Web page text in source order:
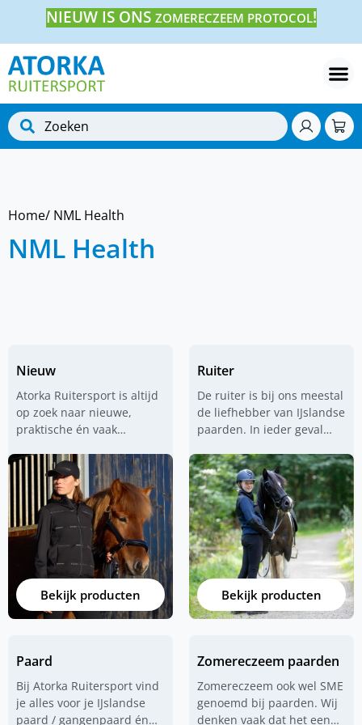
NIEUW IS ONS ZOMERECZEEM PROTOCOL!
Home/ NML Health
NML Health
Nieuw
Atorka Ruitersport is altijd
op zoek naar nieuwe,
praktische én vaak
producten. IJslandse
paarden, dat is onze
passie maar dat is niets
nieuws. Wij zoeken naar
waterdichte rijkleding voor
op én naast het paard
bijvoorbeeld. Maar ook
zadels voor paarden met
een korte rug. Op deze
pagina vind je de nieuwste
opgenomen. De ruiter die
vaak tochten maakt door
weer en wind, die is bij ons
aan het juiste adres.
Bekijk producten
Ruiter
De ruiter is bij ons meestal
de liefhebber van IJslandse
paarden. In ieder geval
comfortabele en praktische
rijkleding zoekt. Voor die
ruiter hebben wij alles in
huis en dan met name
jodhpur rijbroeken. Maar
ook goede waterdichte
jassen van UHIP,
goedejodphur
schoenenvan diverse
merken en ook fijne
Bekijk producten
Paard
Bij Atorka Ruitersport vind
je alles voor je IJslandse
paard / gangenpaard én
Zomereczeem paarden
Zomereczeem ook wel SME
genoemd bij paarden. Wij
denken vaak dat het een